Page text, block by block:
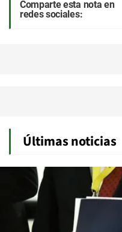
Comparte esta nota en
redes sociales:
Últimas noticias